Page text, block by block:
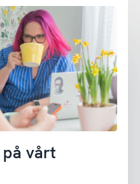
på vårt